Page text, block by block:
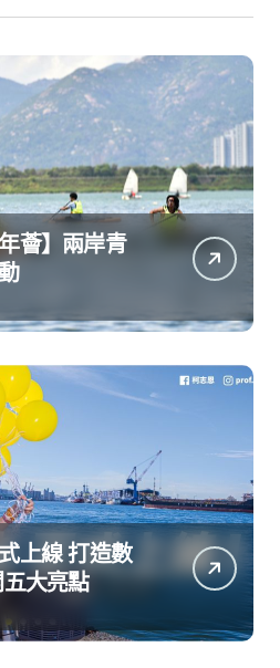
薈】兩岸青
上線 打造數
大亮點